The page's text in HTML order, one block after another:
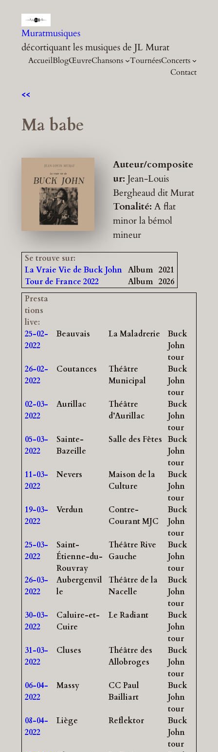
contenu
Muratmusiques
décortiquant les musiques de JL Murat
AccueilBlogŒuvreChansons TournéesConcerts
Contact
<<
Ma babe
Auteur/composite
ur:Jean-Louis
Bergheaud dit Murat
Tonalité:A flat
minor la bémol
mineur
Se trouve sur:
La Vraie Vie de Buck John Album 2021
Tour de France 2022
Album 2026
Presta
tions
live:
25-02-
2022
Beauvais La Maladrerie
Buck
John
tour
26-02-
2022
Coutances
Théâtre
Municipal
Buck
John
tour
02-03-
2022
Aurillac
Théâtre
d’Aurillac
Buck
John
tour
05-03-
2022
Sainte-
Bazeille
Salle des Fêtes Buck
John
tour
11-03-
2022
Nevers
Maison de la
Culture
Buck
John
tour
19-03-
2022
Verdun
Contre-
Courant MJC
Buck
John
tour
25-03-
2022
Saint-
Étienne-du-
Rouvray
Théâtre Rive
Gauche
Buck
John
tour
26-03-
2022
Aubergenvil
le
Théâtre de la
Nacelle
Buck
John
tour
30-03-
2022
Caluire-et-
Cuire
Le Radiant
Buck
John
tour
31-03-
2022
Cluses
Théâtre des
Allobroges
Buck
John
tour
06-04-
2022
Massy
CC Paul
Bailliart
Buck
John
tour
08-04-
2022
Liège Reflektor
Buck
John
tour